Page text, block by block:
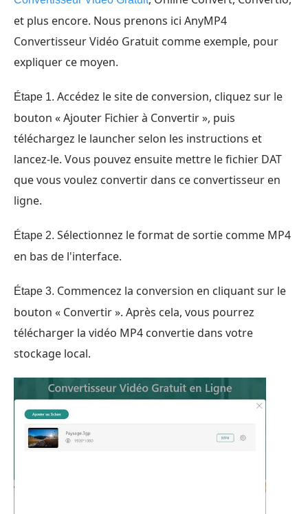
et plus encore. Nous prenons ici AnyMP4
Convertisseur Vidéo Gratuit comme exemple, pour
expliquer ce moyen.
Étape 1. Accédez le site de conversion, cliquez sur le
bouton « Ajouter Fichier à Convertir », puis
téléchargez le launcher selon les instructions et
lancez-le. Vous pouvez ensuite mettre le fichier DAT
que vous voulez convertir dans ce convertisseur en
ligne.
Étape 2. Sélectionnez le format de sortie comme MP4
en bas de l'interface.
Étape 3. Commencez la conversion en cliquant sur le
bouton « Convertir ». Après cela, vous pourrez
télécharger la vidéo MP4 convertie dans votre
stockage local.